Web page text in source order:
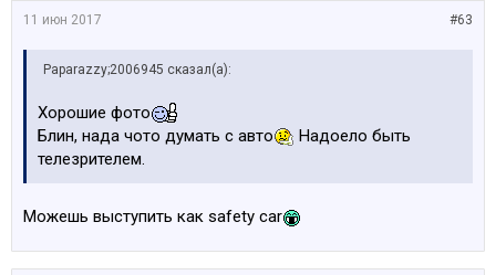
#63
11 июн 2017
Paparazzy;2006945 сказал(а):
Хорошие фото
Блин, нада чото думать с авто
Надоело быть
телезрителем.
Можешь выступить как safety car